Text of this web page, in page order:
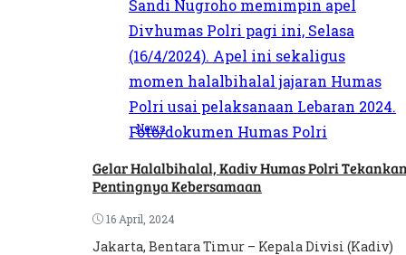
News
Gelar Halalbihalal, Kadiv Humas Polri
Pentingnya Kebersamaan
16 April, 2024
Jakarta, Bentara Timur – Kepala Divisi (Kadiv)